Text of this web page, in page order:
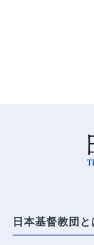
日本基督教団と